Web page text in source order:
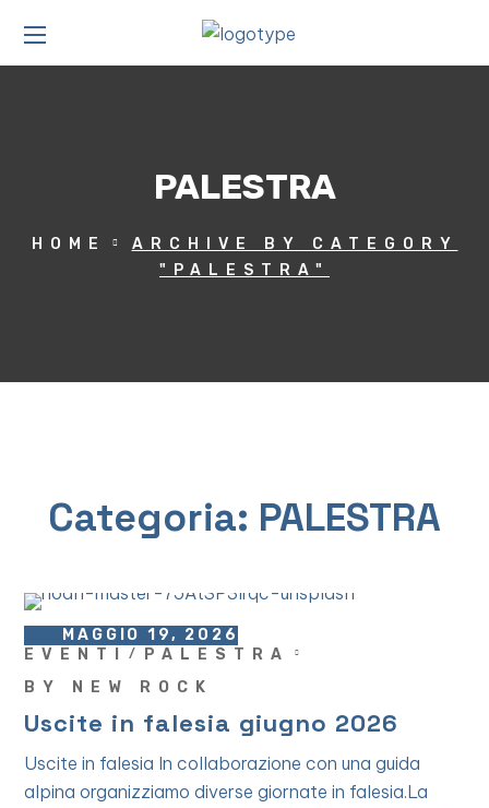
PALESTRA
HOME
ARCHIVE BY CATEGORY
"PALESTRA"
Categoria: PALESTRA
MAGGIO 19, 2026
EVENTI
PALESTRA
BY
NEW ROCK
Uscite in falesia giugno 2026
Uscite in falesia In collaborazione con una guida
alpina organizziamo diverse giornate in falesia.La